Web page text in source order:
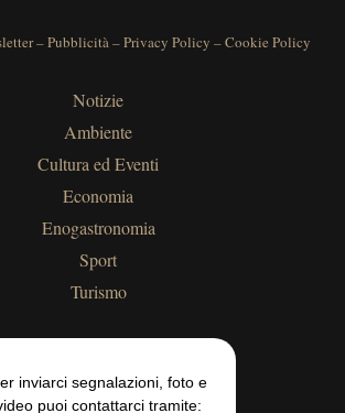
–Pubblicità–Privacy Policy –Cookie Policy
Notizie
Ambiente
Cultura ed Eventi
Economia
Enogastronomia
Sport
Turismo
inviarci segnalazioni, foto e
puoi contattarci tramite: